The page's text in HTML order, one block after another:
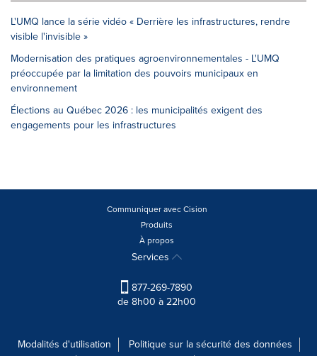
L'UMQ lance la série vidéo « Derrière les infrastructures, rendre
visible l'invisible »
Modernisation des pratiques agroenvironnementales - L'UMQ
préoccupée par la limitation des pouvoirs municipaux en
environnement
Élections au Québec 2026 : les municipalités exigent des
engagements pour les infrastructures
Communiquer avec Cision
Produits
À propos
Services
877-269-7890
de 8h00 à 22h00
Modalités d'utilisation
Politique sur la sécurité des données